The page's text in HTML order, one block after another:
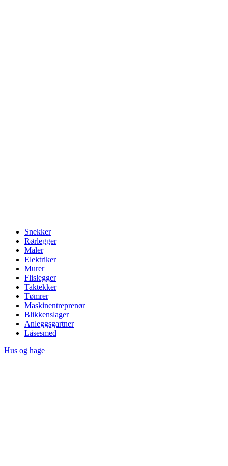
Snekker
Rørlegger
Maler
Elektriker
Murer
Flislegger
Taktekker
Tømrer
Maskinentreprenør
Blikkenslager
Anleggsgartner
Låsesmed
Hus og hage